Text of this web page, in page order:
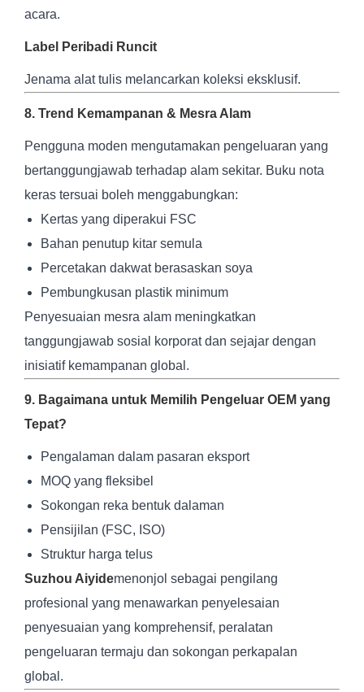
acara.
Label Peribadi Runcit
Jenama alat tulis melancarkan koleksi eksklusif.
8. Trend Kemampanan & Mesra Alam
Pengguna moden mengutamakan pengeluaran yang
bertanggungjawab terhadap alam sekitar. Buku nota
keras tersuai boleh menggabungkan:
Kertas yang diperakui FSC
Bahan penutup kitar semula
Percetakan dakwat berasaskan soya
Pembungkusan plastik minimum
Penyesuaian mesra alam meningkatkan
tanggungjawab sosial korporat dan sejajar dengan
inisiatif kemampanan global.
9. Bagaimana untuk Memilih Pengeluar OEM yang
Tepat?
Pengalaman dalam pasaran eksport
MOQ yang fleksibel
Sokongan reka bentuk dalaman
Pensijilan (FSC, ISO)
Struktur harga telus
Suzhou Aiyidemenonjol sebagai pengilang
profesional yang menawarkan penyelesaian
penyesuaian yang komprehensif, peralatan
pengeluaran termaju dan sokongan perkapalan
global.